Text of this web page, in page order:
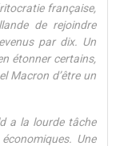
française,
de rejoindre
par dix. Un
étonner certains,
Macron d’être un
a la lourde tâche
Une